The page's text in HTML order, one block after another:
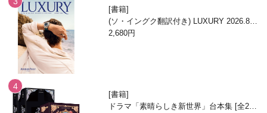
書籍
(ソ・イングク翻訳付き) LUXURY 2026.8月
号
2,680円
書籍
ドラマ「素晴らしき新世界」台本集 [全2